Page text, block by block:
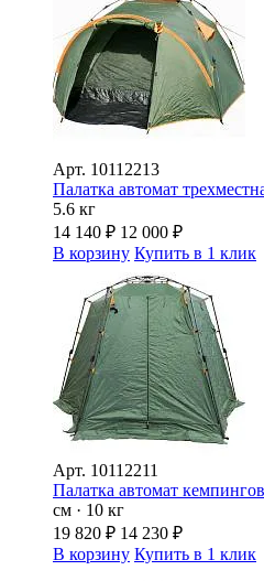
Арт. 10112213
Палатка автомат
5.6 кг
14 140 ₽ 12 000 ₽
В корзину Купить в 1 клик
Арт. 10112211
Палатка автомат
см · 10 кг
19 820 ₽ 14 230 ₽
В корзину Купить в 1 клик